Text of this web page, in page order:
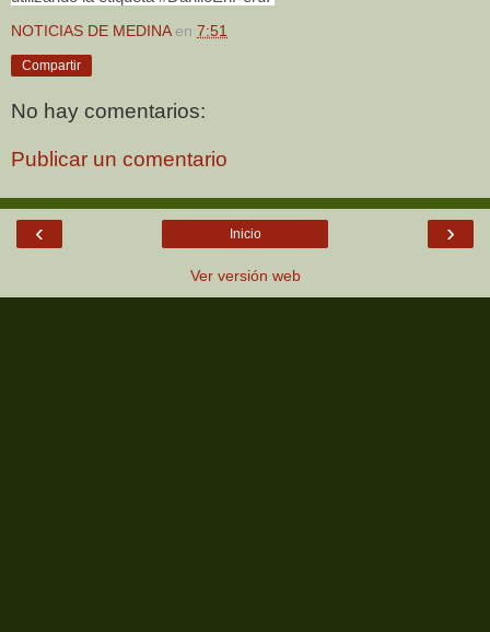
NOTICIAS DE MEDINA en 7:51
Compartir
No hay comentarios:
Publicar un comentario
‹ ›
Inicio
Ver versión web